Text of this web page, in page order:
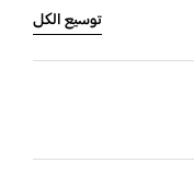
توسيع الكل